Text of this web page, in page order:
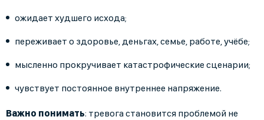
ожидает худшего исхода;
переживает о здоровье, деньгах, семье, работе, учёбе;
мысленно прокручивает катастрофические сценарии;
чувствует постоянное внутреннее напряжение.
Важно понимать: тревога становится проблемой не